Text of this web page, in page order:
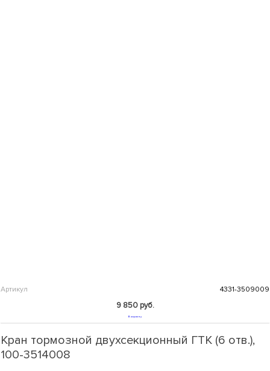
Артикул 4331-3509009
9 850 руб.
В корзину
Кран тормозной двухсекционный ГТК (6 отв.),
100-3514008